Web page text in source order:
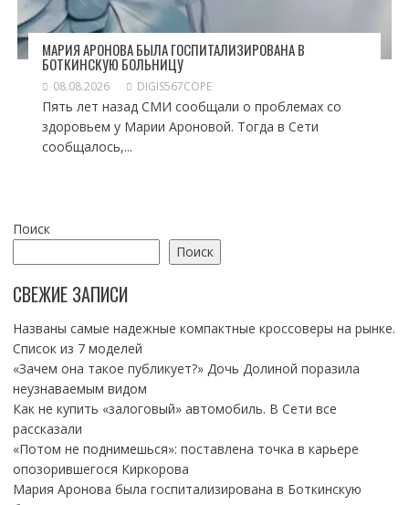
МАРИЯ АРОНОВА БЫЛА ГОСПИТАЛИЗИРОВАНА В
БОТКИНСКУЮ БОЛЬНИЦУ
08.08.2026 DIGIS567COPE
Пять лет назад СМИ сообщали о проблемах со
здоровьем у Марии Ароновой. Тогда в Сети
сообщалось,...
Поиск
Поиск
СВЕЖИЕ ЗАПИСИ
Названы самые надежные компактные кроссоверы на рынке.
Список из 7 моделей
«Зачем она такое публикует?» Дочь Долиной поразила
неузнаваемым видом
Как не купить «залоговый» автомобиль. В Сети все
рассказали
«Потом не поднимешься»: поставлена точка в карьере
опозорившегося Киркорова
Мария Аронова была госпитализирована в Боткинскую